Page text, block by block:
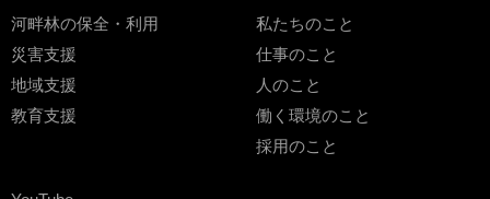
河畔林の保全・利用
災害支援
地域支援
教育支援
私たちのこと
仕事のこと
人のこと
働く環境のこと
採用のこと